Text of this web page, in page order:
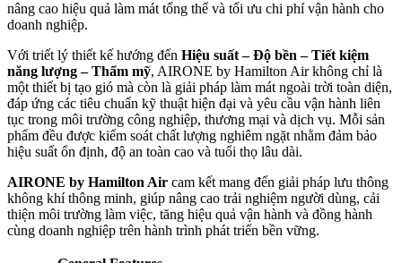
nâng cao hiệu quả làm mát tổng thể và tối ưu chi phí vận hành cho
doanh nghiệp.
Với triết lý thiết kế hướng đến Hiệu suất – Độ bền – Tiết kiệm
năng lượng – Thẩm mỹ, AIRONE by Hamilton Air không chỉ là
một thiết bị tạo gió mà còn là giải pháp làm mát ngoài trời toàn diện,
đáp ứng các tiêu chuẩn kỹ thuật hiện đại và yêu cầu vận hành liên
tục trong môi trường công nghiệp, thương mại và dịch vụ. Mỗi sản
phẩm đều được kiểm soát chất lượng nghiêm ngặt nhằm đảm bảo
hiệu suất ổn định, độ an toàn cao và tuổi thọ lâu dài.
AIRONE by Hamilton Air cam kết mang đến giải pháp lưu thông
không khí thông minh, giúp nâng cao trải nghiệm người dùng, cải
thiện môi trường làm việc, tăng hiệu quả vận hành và đồng hành
cùng doanh nghiệp trên hành trình phát triển bền vững.